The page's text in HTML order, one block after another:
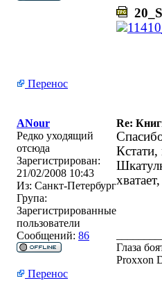
Перенос
ANour
Re:
Редко уходящий
отсюда
Зарегистрирован:
21/02/2008 10:43
Из: Санкт-Петербург
Група:
Зарегистрированные
пользователи
Сообщений: 86
Глаза
Proxxon
Перенос